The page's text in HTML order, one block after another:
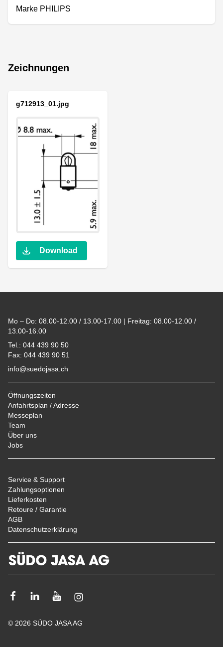
Marke PHILIPS
Zeichnungen
g712913_01.jpg
Download
Mo – Do: 08.00-12.00 / 13.00-17.00 | Freitag: 08.00-12.00 /
13.00-16.00
Tel.: 044 439 90 50
Fax: 044 439 90 51
info@suedojasa.ch
Öffnungszeiten
Anfahrtsplan / Adresse
Messeplan
Team
Über uns
Jobs
Service & Support
Zahlungsoptionen
Lieferkosten
Retoure / Garantie
AGB
Datenschutzerklärung
FacebookLinkedinYoutubeInstagram
© 2026 SÜDO JASA AG